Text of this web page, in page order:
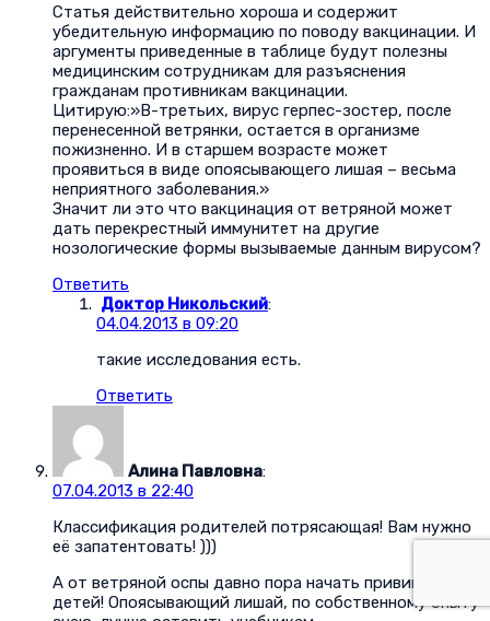
Статья действительно хороша и содержит
убедительную информацию по поводу вакцинации. И
аргументы приведенные в таблице будут полезны
медицинским сотрудникам для разъяснения
гражданам противникам вакцинации.
Цитирую:»В-третьих, вирус герпес-зостер, после
перенесенной ветрянки, остается в организме
пожизненно. И в старшем возрасте может
проявиться в виде опоясывающего лишая – весьма
неприятного заболевания.»
Значит ли это что вакцинация от ветряной может
дать перекрестный иммунитет на другие
нозологические формы вызываемые данным вирусом?
Ответить
Доктор Никольский:
04.04.2013 в 09:20
такие исследования есть.
Ответить
Алина Павловна:
07.04.2013 в 22:40
Классификация родителей потрясающая! Вам нужно
её запатентовать! )))
А от ветряной оспы давно пора начать прививать
детей! Опоясывающий лишай, по собственному опыту